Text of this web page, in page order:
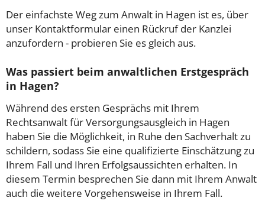
Der einfachste Weg zum Anwalt in Hagen ist es, über
unser Kontaktformular einen Rückruf der Kanzlei
anzufordern - probieren Sie es gleich aus.
Was passiert beim anwaltlichen Erstgespräch
in Hagen?
Während des ersten Gesprächs mit Ihrem
Rechtsanwalt für Versorgungsausgleich in Hagen
haben Sie die Möglichkeit, in Ruhe den Sachverhalt zu
schildern, sodass Sie eine qualifizierte Einschätzung zu
Ihrem Fall und Ihren Erfolgsaussichten erhalten. In
diesem Termin besprechen Sie dann mit Ihrem Anwalt
auch die weitere Vorgehensweise in Ihrem Fall.